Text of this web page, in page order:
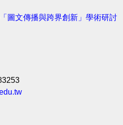
「 圖文傳播與跨界創新」學術研討